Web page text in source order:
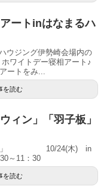
ートinはなまるハ
ウジング伊勢崎会場内の
ワイトデー寝相アート♪
ートをみ...
を読む
ィン」「羽子板」
ィン」 10/24(木) in
～11：30
を読む